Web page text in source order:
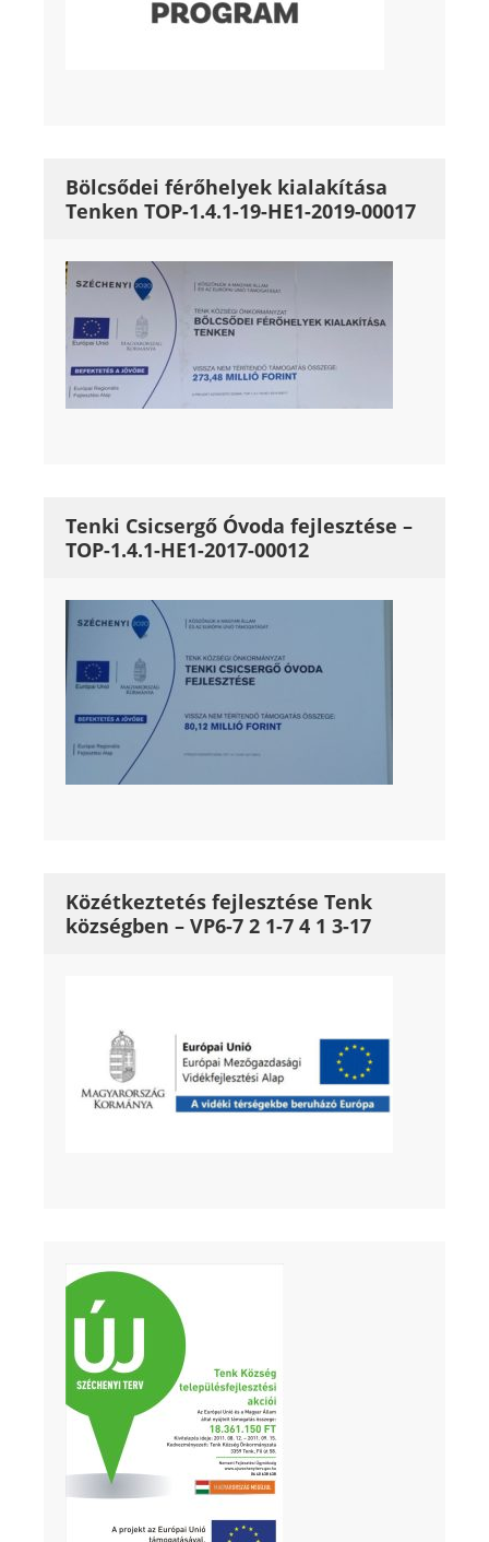
Bölcsődei férőhelyek kialakítása
Tenken TOP-1.4.1-19-HE1-2019-00017
Tenki Csicsergő Óvoda fejlesztése –
TOP-1.4.1-HE1-2017-00012
Közétkeztetés fejlesztése Tenk
községben – VP6-7 2 1-7 4 1 3-17